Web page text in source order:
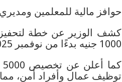
حوافز مالية للمعلمين
كشف الوزير عن خطة
1000 جنيه بدءًا من نوفمبر 2025، بهدف دعم أدائهم وتعزيز رضاهم الوظيفي.
توظيف عمال وأفراد أمن،